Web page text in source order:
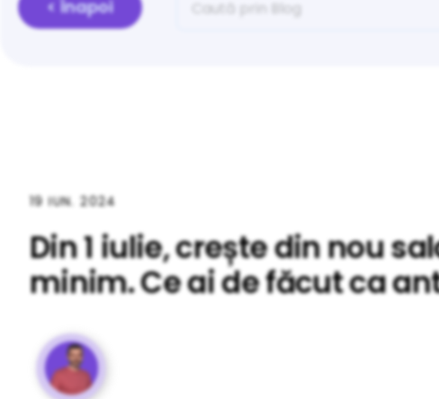
< Înapoi
19 IUN. 2024
Din 1 iulie, crește din nou
minim. Ce ai de făcut ca